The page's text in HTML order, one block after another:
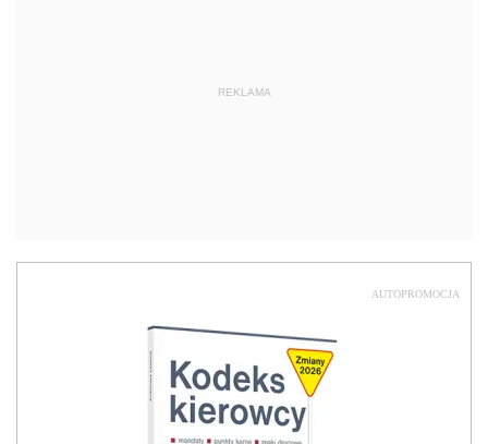
REKLAMA
AUTOPROMOCJA